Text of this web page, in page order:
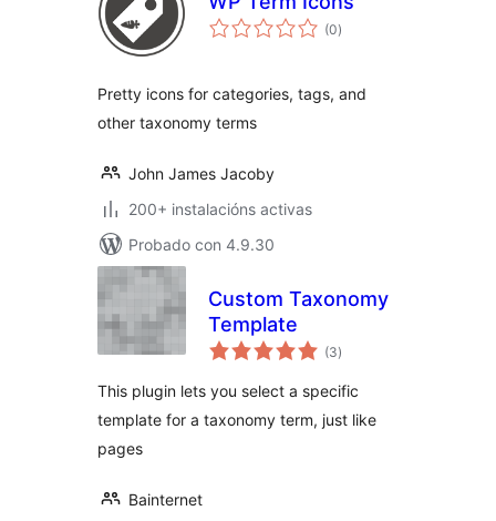
(0valoracións
totais
)
Pretty icons for categories, tags, and
other taxonomy terms
John James Jacoby
200+ instalacións activas
Probado con 4.9.30
Custom Taxonomy
Template
(3valoracións
totais
)
This plugin lets you select a specific
template for a taxonomy term, just like
pages
Bainternet